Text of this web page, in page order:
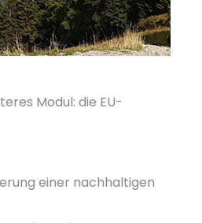
Modul: die EU-
einer nachhaltigen